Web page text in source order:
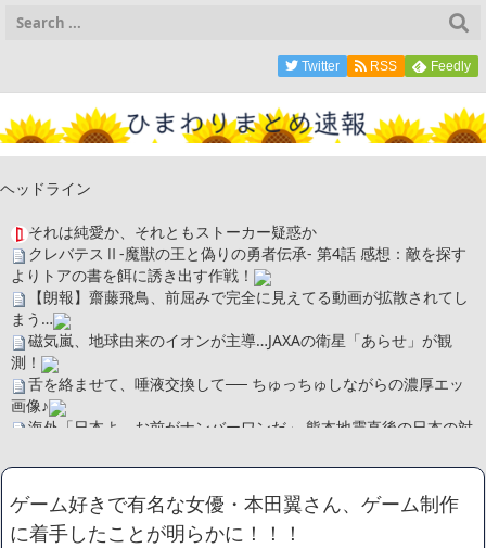
Twitter RSS Feedly
ヘッドライン
それは純愛か、それともストーカー疑惑か
クレバテスⅡ-魔獣の王と偽りの勇者伝承- 第4話 感想：敵を探す
よりトアの書を餌に誘き出す作戦！
【朗報】齋藤飛鳥、前屈みで完全に見えてる動画が拡散されてし
まう…
磁気嵐、地球由来のイオンが主導…JAXAの衛星「あらせ」が観
測！
舌を絡ませて、唾液交換して── ちゅっちゅしながらの濃厚エッ
画像♪
海外「日本よ、お前がナンバーワンだ」 熊本地震直後の日本の対
広末涼子さん、正気に戻ってしまい絶望する・・・「アカン、キ
ャリアがすべて終わった」
【悲報】サウナブーム終了のお知らせ 5年で｢ととのう客｣4割減
ゲーム好きで有名な女優・本田翼さん、ゲーム制作
に着手したことが明らかに！！！